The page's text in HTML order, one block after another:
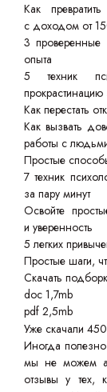
Как
с доходом от
3 проверенные
опыта
5 техник
Как перестать
Как вызвать
работы с
Простые
7 техник
за пару минут
Освойте
и уверенность
5 легких
Простые шаги,
Скачать
doc 1,7mb
pdf 2,5mb
Уже скачали
Иногда
мы не можем
отзывы у тех,